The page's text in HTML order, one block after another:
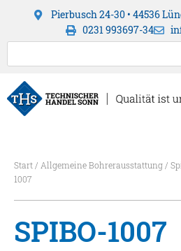
Pierbusch 24-30 • 44536
0231 993697-34
Start/ Allgemeine Bohrerausstattung/
1007
SPIBO-1007